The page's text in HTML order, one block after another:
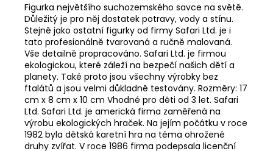
Figurka největšího suchozemského savce na světě.
Důležitý je pro něj dostatek potravy, vody a stínu.
Stejně jako ostatní figurky od firmy Safari Ltd. je i
tato profesionálně tvarovaná a ručně malovaná.
Vše detailně propracováno. Safari Ltd. je firmou
ekologickou, které záleží na bezpečí našich dětí a
planety. Také proto jsou všechny výrobky bez
ftalátů a jsou velmi důkladně testovány. Rozměry: 17
cm x 8 cm x 10 cm Vhodné pro děti od 3 let. Safari
Ltd. Safari Ltd. je americká firma zaměřená na
výrobu ekologických hraček. Na jejím počátku v roce
1982 byla dětská karetní hra na téma ohrožené
druhy zvířat. V roce 1986 firma podepsala licenční